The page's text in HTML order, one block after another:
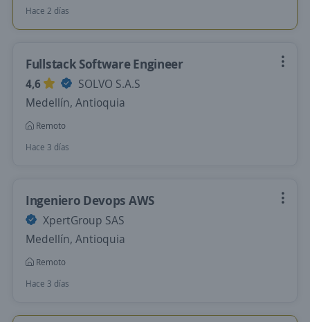
Hace 2 días
Fullstack Software Engineer
4,6
SOLVO S.A.S
Medellín, Antioquia
Remoto
Hace 3 días
Ingeniero Devops AWS
XpertGroup SAS
Medellín, Antioquia
Remoto
Hace 3 días